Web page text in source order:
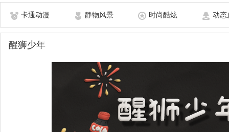
卡通动漫 静物风景 时尚酷炫 动态
醒狮少年